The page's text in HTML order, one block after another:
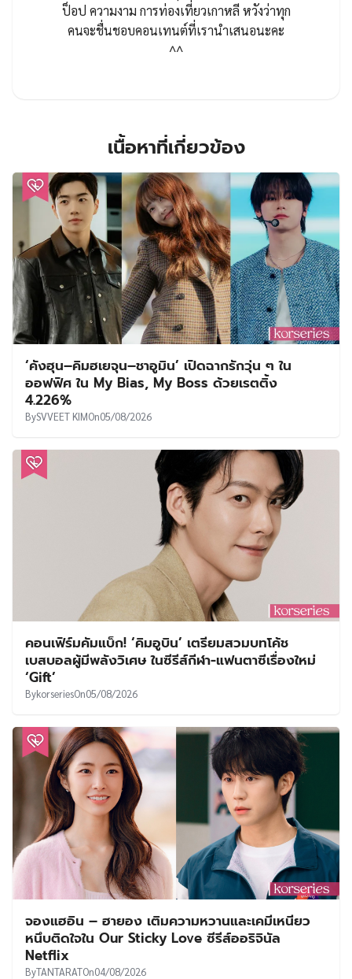
ป็อป ความงาม การท่องเที่ยวเกาหลี หวังว่าทุก
คนจะชื่นชอบคอนเทนต์ที่เรานำเสนอนะคะ
^^
เนื้อหาที่เกี่ยวข้อง
‘คังฮุน–คิมฮเยจุน–ชาอูมิน’ เปิดฉากรักวุ่น ๆ ใน
ออฟฟิศ ใน My Bias, My Boss ด้วยเรตติ้ง
4.226%
BySVVEET KIMOn05/08/2026
คอนเฟิร์มคัมแบ็ก! ‘คิมอูบิน’ เตรียมสวมบทโค้ช
เบสบอลผู้มีพลังวิเศษ ในซีรีส์กีฬา-แฟนตาซีเรื่องใหม่
‘Gift’
BykorseriesOn05/08/2026
จองแฮอิน – ฮายอง เติมความหวานและเคมีเหนียว
หนึบติดใจใน Our Sticky Love ซีรีส์ออริจินัล
Netflix
ByTANTARATOn04/08/2026